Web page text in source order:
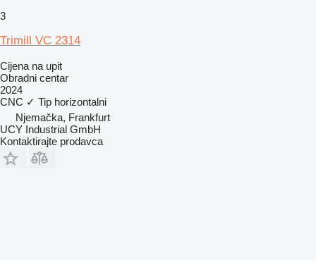
3
Trimill VC 2314
Cijena na upit
Obradni centar
2024
CNC ✓ Tip horizontalni
Njemačka, Frankfurt
UCY Industrial GmbH
Kontaktirajte prodavca